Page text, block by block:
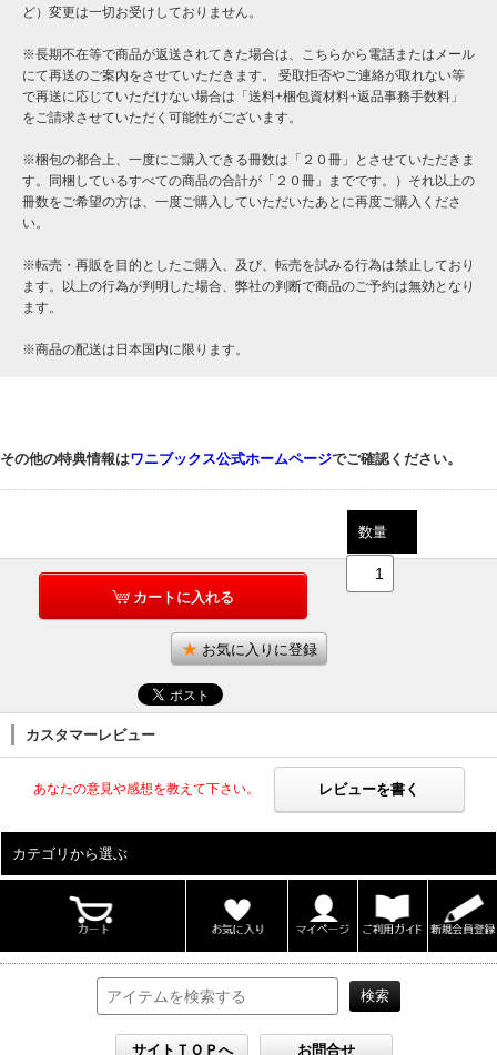
ど）変更は一切お受けしておりません。
※長期不在等で商品が返送されてきた場合は、こちらから電話またはメール
にて再送のご案内をさせていただきます。 受取拒否やご連絡が取れない等
で再送に応じていただけない場合は「送料+梱包資材料+返品事務手数料」
をご請求させていただく可能性がございます。
※梱包の都合上、一度にご購入できる冊数は「２０冊」とさせていただきま
す。同梱しているすべての商品の合計が「２０冊」までです。）それ以上の
冊数をご希望の方は、一度ご購入していただいたあとに再度ご購入くださ
い。
※転売・再販を目的としたご購入、及び、転売を試みる行為は禁止しており
ます。以上の行為が判明した場合、弊社の判断で商品のご予約は無効となり
ます。
※商品の配送は日本国内に限ります。
その他の特典情報はワニブックス公式ホームページでご確認ください。
数量
カートに入れる
お気に入りに登録
カスタマーレビュー
あなたの意見や感想を教えて下さい。 レビューを書く
カテゴリから選ぶ
女性写真集